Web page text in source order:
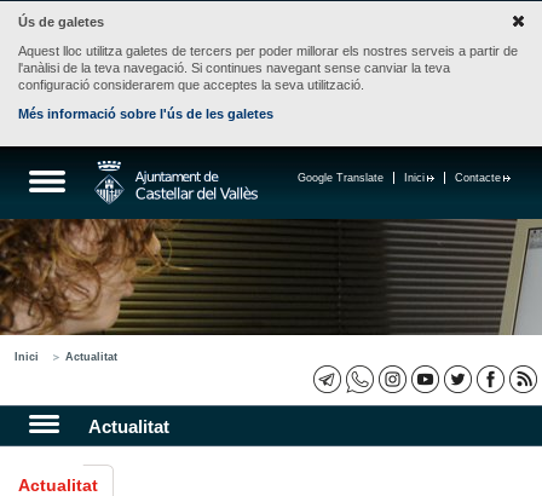
Ús de galetes
Aquest lloc utilitza galetes de tercers per poder millorar els nostres serveis a partir de
l'anàlisi de la teva navegació. Si continues navegant sense canviar la teva
configuració considerarem que acceptes la seva utilització.
Més informació sobre l'ús de les galetes
Contacte
Inici
Google Translate
Inici Actualitat
Actualitat
Actualitat